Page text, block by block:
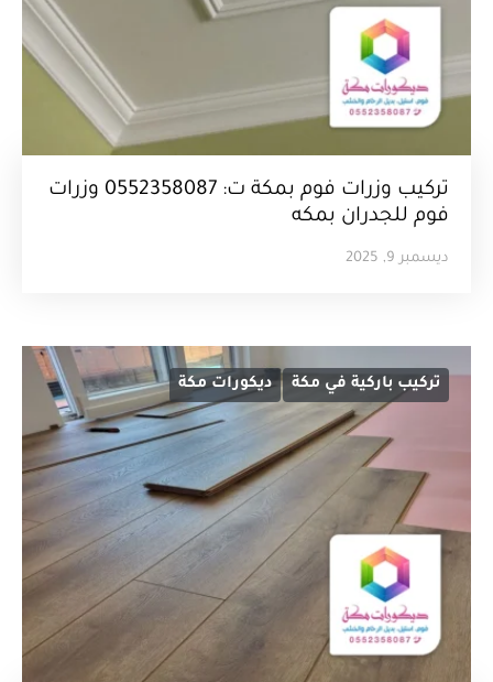
تركيب وزرات فوم بمكة ت: 0552358087 وزرات
فوم للجدران بمكه
ديسمبر 9, 2025
تركيب باركية في مكة ديكورات مكة